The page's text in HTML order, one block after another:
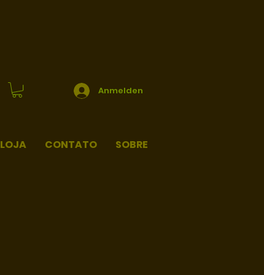
Anmelden
LOJA CONTATO SOBRE